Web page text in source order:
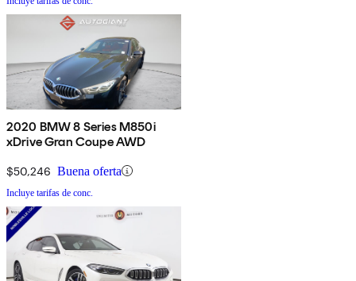
2020 BMW 8 Series M850i
xDrive Gran Coupe AWD
$50,246 Buena oferta
Incluye tarifas de conc.